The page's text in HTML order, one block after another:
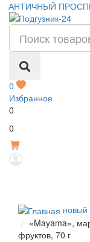
АНТИЧНЫЙ
0
Избранное
0
0
новый
«Mayama»,
фруктов, 70 г